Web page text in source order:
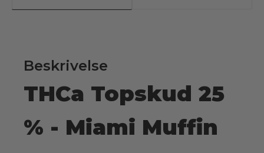
Beskrivelse
THCa Topskud 25
% - Miami Muffin